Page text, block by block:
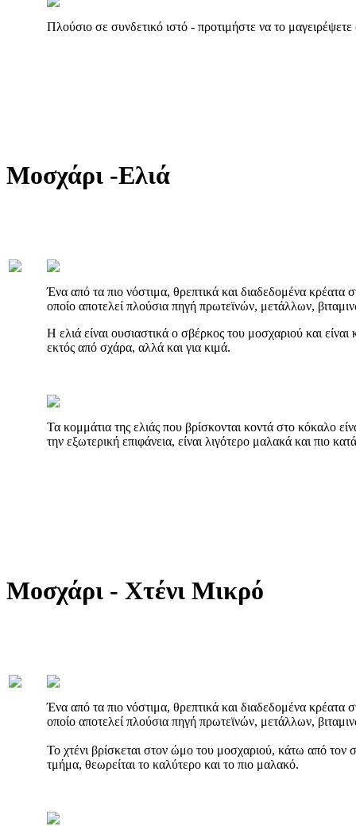
Πλούσιο σε συνδετικό ιστό - προτιμήστε να το
Μοσχάρι -Ελιά
Ένα από τα πιο νόστιμα, θρεπτικά και διαδεδομένα κρέατα
οποίο αποτελεί πλούσια πηγή πρωτεϊνών, μετάλλων,
Η ελιά είναι ουσιαστικά ο σβέρκος του μοσχαριού και
εκτός από σχάρα, αλλά και για κιμά.
Τα κομμάτια της ελιάς που βρίσκονται κοντά στο κόκαλο
την εξωτερική επιφάνεια, είναι λιγότερο μαλακά και πιο
Μοσχάρι - Χτένι Μικρό
Ένα από τα πιο νόστιμα, θρεπτικά και διαδεδομένα κρέατα
οποίο αποτελεί πλούσια πηγή πρωτεϊνών, μετάλλων,
Το χτένι βρίσκεται στον ώμο του μοσχαριού, κάτω από τον
τμήμα, θεωρείται το καλύτερο και το πιο μαλακό.